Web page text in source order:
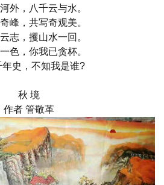
外，八千云与水。
峰，共写奇观美。
志，攫山水一回。
色，你我已贪杯。
年史，不知我是谁?
秋 境
作者 管敬革